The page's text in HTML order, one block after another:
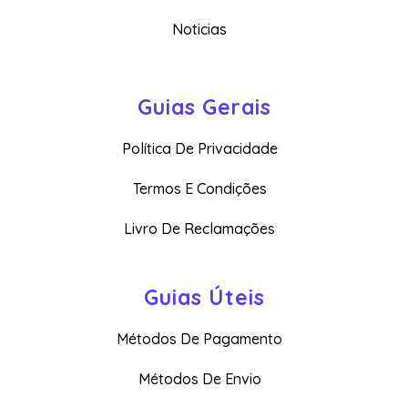
Noticias
Guias Gerais
Política De Privacidade
Termos E Condições
Livro De Reclamações
Guias Úteis
Métodos De Pagamento
Métodos De Envio